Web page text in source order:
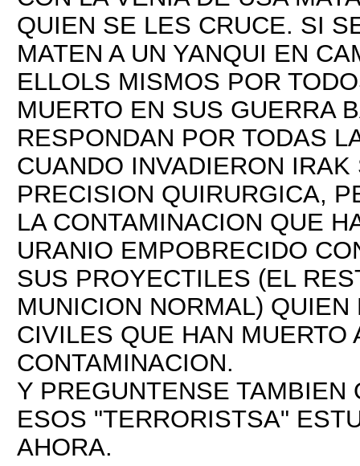
QUIEN SE LES CRUCE. SI
MATEN A UN YANQUI EN
ELLOLS MISMOS POR
MUERTO EN SUS GUERRA
RESPONDAN POR TODAS
CUANDO INVADIERON
PRECISION QUIRURGICA,
LA CONTAMINACION QUE
URANIO EMPOBRECIDO
SUS PROYECTILES (EL
MUNICION NORMAL)
CIVILES QUE HAN MUERTO
CONTAMINACION.
Y PREGUNTENSE TAMBIEN
ESOS "TERRORISTSA"
AHORA.